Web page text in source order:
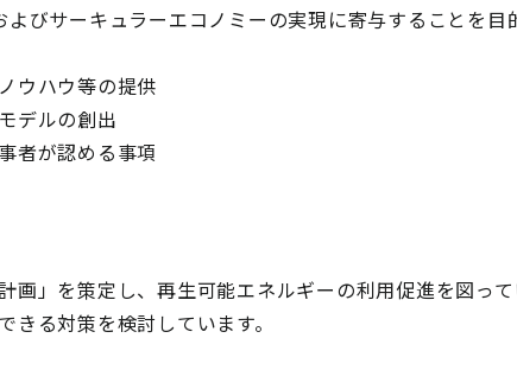
びサーキュラーエコノミーの実現に寄与することを目
ウハウ等の提供
デルの創出
者が認める事項
画」を策定し、再生可能エネルギーの利用促進を図っ
きる対策を検討しています。